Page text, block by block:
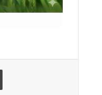
Imprimer